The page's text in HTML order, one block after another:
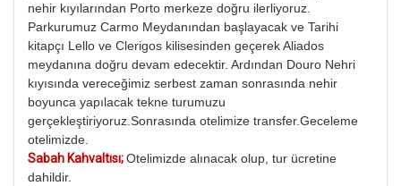
nehir kıyılarından Porto merkeze doğru ilerliyoruz.
Parkurumuz Carmo Meydanından başlayacak ve Tarihi
kitapçı Lello ve Clerigos kilisesinden geçerek Aliados
meydanına doğru devam edecektir. Ardından Douro Nehri
kıyısında vereceğimiz serbest zaman sonrasında nehir
boyunca yapılacak tekne turumuzu
gerçekleştiriyoruz.Sonrasında otelimize transfer.Geceleme
otelimizde.
Sabah Kahvaltısı;Otelimizde alınacak olup, tur ücretine
dahildir.